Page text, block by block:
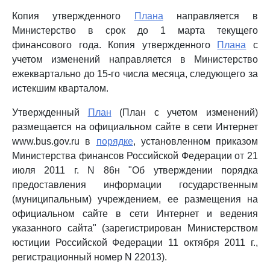
Копия утвержденного Плана направляется в
Министерство в срок до 1 марта текущего
финансового года. Копия утвержденного Плана с
учетом изменений направляется в Министерство
ежеквартально до 15-го числа месяца, следующего за
истекшим кварталом.
Утвержденный План (План с учетом изменений)
размещается на официальном сайте в сети Интернет
www.bus.gov.ru в порядке, установленном приказом
Министерства финансов Российской Федерации от 21
июля 2011 г. N 86н "Об утверждении порядка
предоставления информации государственным
(муниципальным) учреждением, ее размещения на
официальном сайте в сети Интернет и ведения
указанного сайта" (зарегистрирован Министерством
юстиции Российской Федерации 11 октября 2011 г.,
регистрационный номер N 22013).